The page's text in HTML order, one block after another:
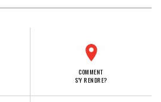
COMMENT
S'Y RENDRE?